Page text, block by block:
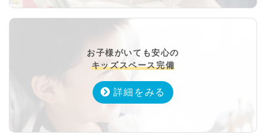
お子様がいても安心の
キッズスペース完備
詳細をみる